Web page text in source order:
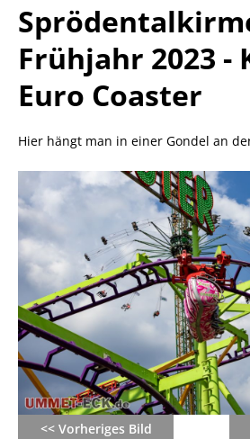
Frühjahr 2023 -
Euro Coaster
Hier hängt man in einer Gondel an
<< Vorheriges Bild